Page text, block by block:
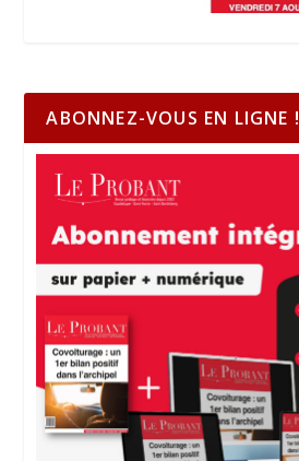
ABONNEZ-VOUS EN LIGNE !